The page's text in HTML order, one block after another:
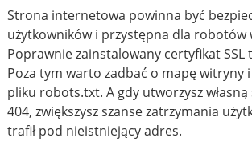
Strona internetowa powinna być
użytkowników i przystępna dla robotów
Poprawnie zainstalowany certyfikat SSL
Poza tym warto zadbać o mapę witryny
pliku robots.txt. A gdy utworzysz
404, zwiększysz szanse zatrzymania
trafił pod nieistniejący adres.